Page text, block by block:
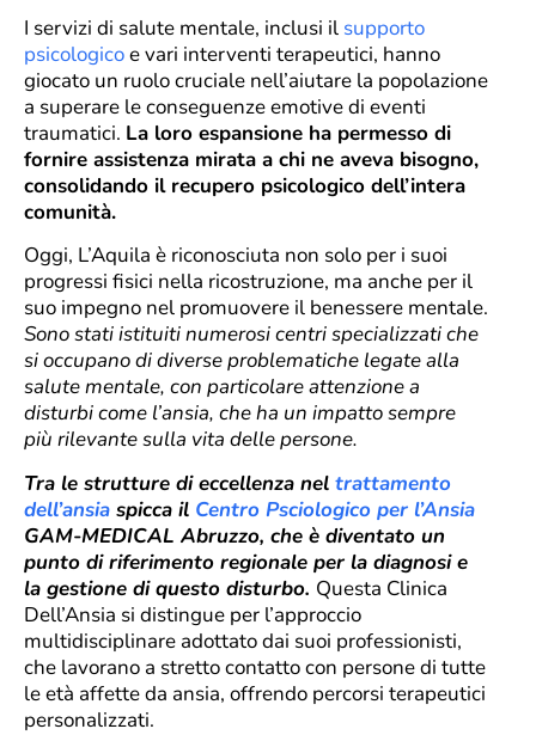
I servizi di salute mentale, inclusi il supporto
psicologicoe vari interventi terapeutici, hanno
giocato un ruolo cruciale nell’aiutare la popolazione
a superare le conseguenze emotive di eventi
traumatici. La loro espansione ha permesso di
fornire assistenza mirata a chi ne aveva bisogno,
consolidando il recupero psicologico dell’intera
comunità.
Oggi, L’Aquila è riconosciuta non solo per i suoi
progressi fisici nella ricostruzione, ma anche per il
suo impegno nel promuovere il benessere mentale.
Sono stati istituiti numerosi centri specializzati che
si occupano di diverse problematiche legate alla
salute mentale, con particolare attenzione a
disturbi come l’ansia, che ha un impatto sempre
più rilevante sulla vita delle persone.
Tra le strutture di eccellenza nel trattamento
dell’ansia spicca il Centro Psciologico per l’Ansia
GAM-MEDICAL Abruzzo, che è diventato un
punto di riferimento regionale per la diagnosi e
la gestione di questo disturbo. Questa Clinica
Dell’Ansia si distingue per l’approccio
multidisciplinare adottato dai suoi professionisti,
che lavorano a stretto contatto con persone di tutte
le età affette da ansia, offrendo percorsi terapeutici
personalizzati.